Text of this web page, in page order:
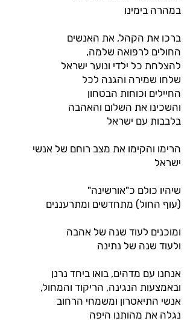
במהרה בימינו
ברכו את הקהל, את האנשים
החולים לרפואה שלמה,
להצלחת כל ילדי ונוער ישראל
שלחו שמירה והגנה לכל
החיילים וכוחות הבטחון
והשכינו את השלום והאהבה
בלבבות עם ישראל
הרימו והקימו את מצב רוחם של אנשי
ישראל
שיהיו כולם כ"אורשינה"
(עוף החול) מתחדשים ומתרעננים
ומוכנים לעוד שנה של אהבה
ולעוד שנה של נתינה
אנחנו עם מדהים, בואו ביחד נרנן
ובאמצעות הנגינה, הריקוד והמחול,
אנשי התיאטרון ומשמחי הרחוב
נגלה את מהותנו היפה